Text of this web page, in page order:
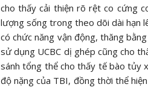
cho thấy cải thiện rõ rệt co cứng
lượng sống trong theo dõi dài hạn
có chức năng vận động, thăng
sử dụng UCBC dị ghép cũng cho
sánh tổng thể cho thấy tế bào tủy
độ nặng của TBI, đồng thời thể